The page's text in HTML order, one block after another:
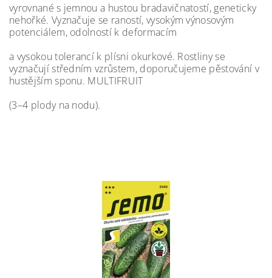
vyrovnané s jemnou a hustou bradavičnatostí, geneticky
nehořké. Vyznačuje se raností, vysokým výnosovým
potenciálem, odolností k deformacím
a vysokou tolerancí k plísni okurkové. Rostliny se
vyznačují středním vzrůstem, doporučujeme pěstování v
hustějším sponu. MULTIFRUIT
(3–4 plody na nodu).